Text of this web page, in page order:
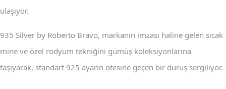
ulaşıyor.
935 Silver by Roberto Bravo, markanın imzası haline gelen sıcak
mine ve özel rodyum tekniğini gümüş koleksiyonlarına
taşıyarak, standart 925 ayarın ötesine geçen bir duruş sergiliyor.